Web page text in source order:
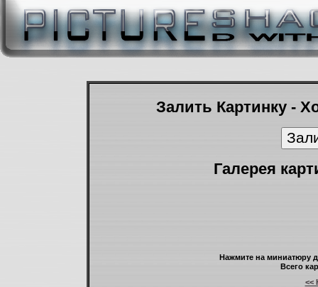
Залить Картинку -
Галерея
Нажмите на миниатюру
Всего
<<